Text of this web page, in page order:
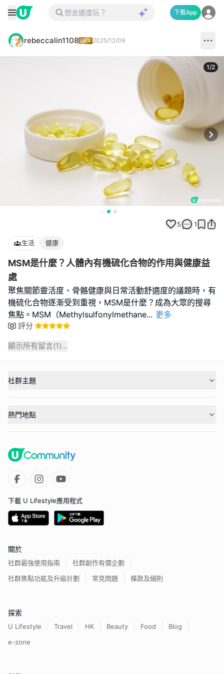
下載App
rebeccalin1108 2025/12/09
1/2
5 1
生活 健康
MSM是什麼？人體內有機硫化合物的作用與健康益
處
聚焦關節靈活度、骨骼健康與日常活動舒適度的議題時，有
機硫化合物逐漸受到重視，MSM是什麼？成為大眾的搜尋
焦點。MSM（Methylsulfonylmethane... 更多
評分
顯示所有留言(1)...
社群主題
熱門地點
下載 U Lifestyle應用程式
關於
社群最強使用指南
社群創作有價企劃
社群焦點功能及升級計劃
常見問題 條款及細則
探索
U Lifestyle Travel HK Beauty Food
Blog
e-zone